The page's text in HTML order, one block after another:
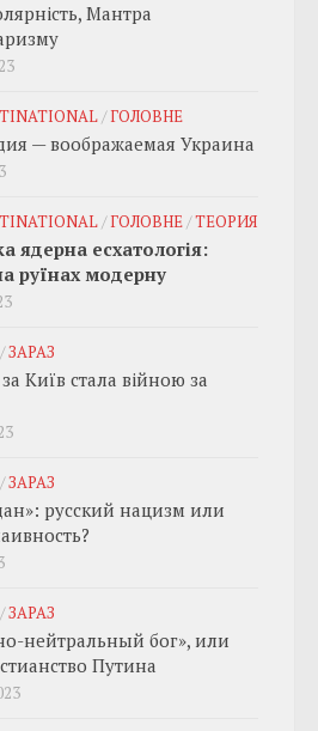
Мантра
/ГОЛОВНЕ
— воображаемая Украина
/ГОЛОВНЕ/ТЕОРИЯ
ядерна есхатологія:
руїнах модерну
/ЗАРАЗ
Київ стала війною за
/ЗАРАЗ
русский нацизм или
/ЗАРАЗ
нейтральный бог», или
Путина